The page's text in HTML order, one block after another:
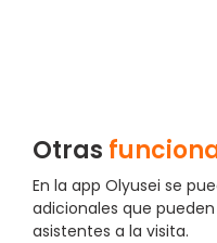
Otras
En la app Olyusei se
adicionales que
asistentes a la visita.